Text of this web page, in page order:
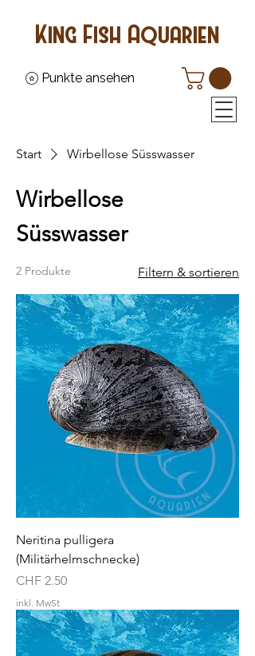
Punkte ansehen
King Fish Aquarien
Start Wirbellose Süsswasser
Wirbellose
Süsswasser
2 Produkte Filtern & sortieren
Neritina pulligera
(Militärhelmschnecke)
Preis
CHF 2.50
inkl. MwSt